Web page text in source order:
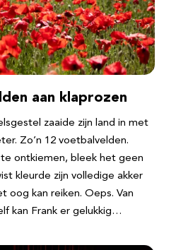
aan klaprozen
zaaide zijn land in met
Zo’n 12 voetbalvelden.
ontkiemen, bleek het geen
kleurde zijn volledige akker
oog kan reiken. Oeps. Van
kan Frank er gelukkig…